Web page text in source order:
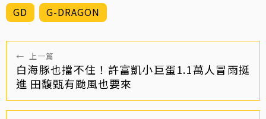
GD G-DRAGON
← 上一篇
白海豚也擋不住！許富凱小巨蛋1.1萬人冒雨挺
進 田馥甄有颱風也要來